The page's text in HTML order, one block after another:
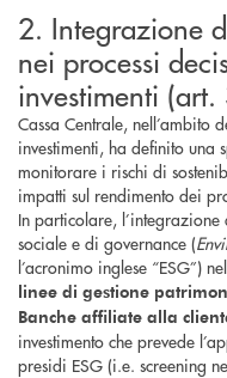
2. Integrazione
nei processi
investimenti (art.
Cassa Centrale, nell’ambito
investimenti, ha definito una
monitorare i rischi di
impatti sul rendimento dei
In particolare,
sociale e di governance (
l’acronimo inglese “ESG”)
linee di gestione
Banche affiliate alla
investimento che prevede
presidi ESG (i.e. screening